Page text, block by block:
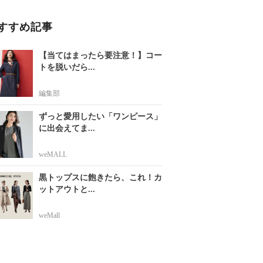
すめ記事
【当てはまったら要注意！】コー
トを脱いだら...
編集部
ずっと愛用したい「ワンピース」
に出会えてま...
weMALL
黒トップスに飽きたら、これ！カ
ットアウトと...
weMall